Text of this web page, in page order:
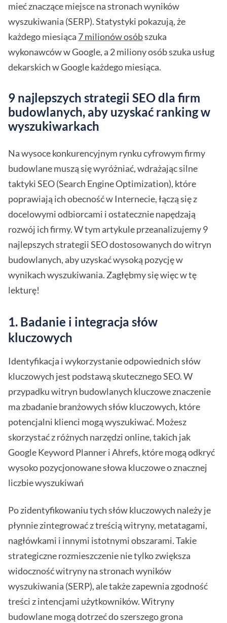
mieć znaczące miejsce na stronach wyników
wyszukiwania (SERP). Statystyki pokazują, że
każdego miesiąca 7 milionów osóbszuka
wykonawców w Google, a 2 miliony osób szuka usług
dekarskich w Google każdego miesiąca.
9 najlepszych strategii SEO dla firm
budowlanych, aby uzyskać ranking w
wyszukiwarkach
Na wysoce konkurencyjnym rynku cyfrowym firmy
budowlane muszą się wyróżniać, wdrażając silne
taktyki SEO (Search Engine Optimization), które
poprawiają ich obecność w Internecie, łączą się z
docelowymi odbiorcami i ostatecznie napędzają
rozwój ich firmy. W tym artykule przeanalizujemy 9
najlepszych strategii SEO dostosowanych do witryn
budowlanych, aby uzyskać wysoką pozycję w
wynikach wyszukiwania. Zagłębmy się więc w tę
lekturę!
1. Badanie i integracja słów
kluczowych
Identyfikacja i wykorzystanie odpowiednich słów
kluczowych jest podstawą skutecznego SEO. W
przypadku witryn budowlanych kluczowe znaczenie
ma zbadanie branżowych słów kluczowych, które
potencjalni klienci mogą wyszukiwać. Możesz
skorzystać z różnych narzędzi online, takich jak
Google Keyword Planner i Ahrefs, które mogą odkryć
wysoko pozycjonowane słowa kluczowe o znacznej
liczbie wyszukiwań
Po zidentyfikowaniu tych słów kluczowych należy je
płynnie zintegrować z treścią witryny, metatagami,
nagłówkami i innymi istotnymi obszarami. Takie
strategiczne rozmieszczenie nie tylko zwiększa
widoczność witryny na stronach wyników
wyszukiwania (SERP), ale także zapewnia zgodność
treści z intencjami użytkowników. Witryny
budowlane mogą dotrzeć do szerszego grona